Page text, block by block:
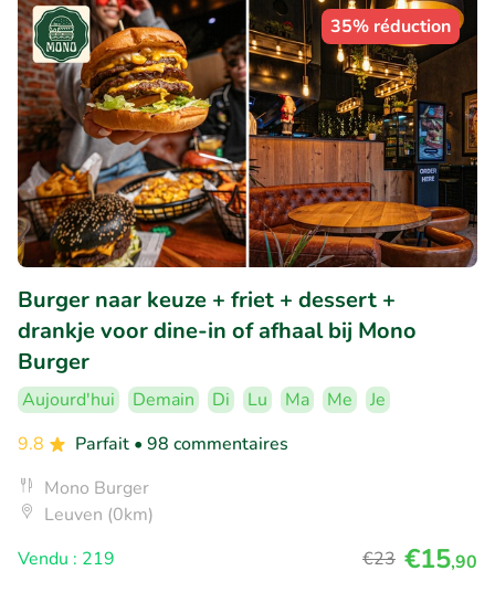
35% réduction
Burger naar keuze + friet + dessert +
drankje voor dine-in of afhaal bij Mono
Burger
Aujourd'hui Demain Di Lu Ma Me
Je
9.8
Parfait • 98 commentaires
Mono Burger
Leuven (0km)
Vendu : 219
€23 €15,90